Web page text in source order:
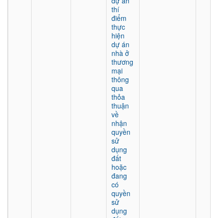
thí
điểm
thực
hiện
dự án
nhà ở
thương
mại
thông
qua
thỏa
thuận
về
nhận
quyền
sử
dụng
đất
hoặc
đang
có
quyền
sử
dụng